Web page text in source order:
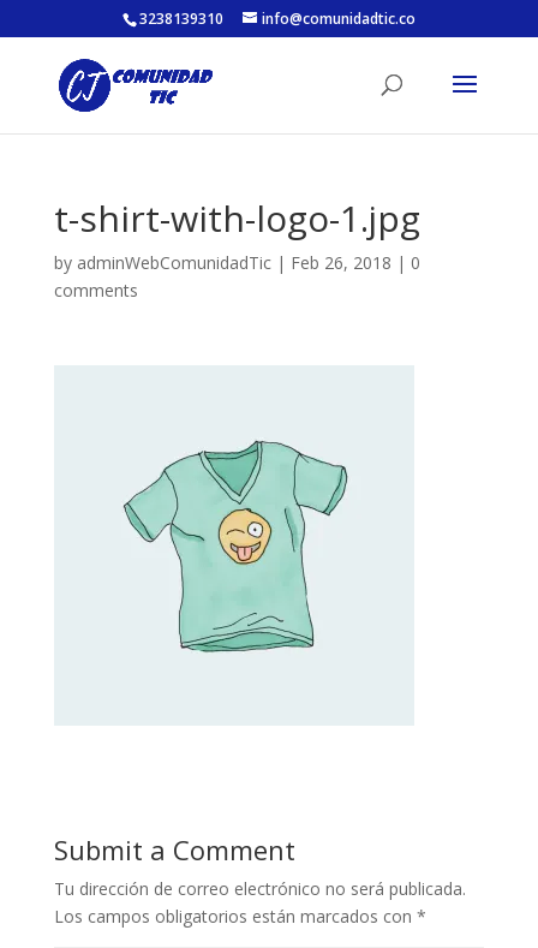
3238139310 info@comunidadtic.co
t-shirt-with-logo-1.jpg
by adminWebComunidadTic| Feb 26, 2018 | 0
comments
Submit a Comment
Tu dirección de correo electrónico no será publicada.
Los campos obligatorios están marcados con *